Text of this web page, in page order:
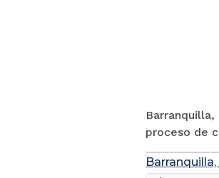
proceso de